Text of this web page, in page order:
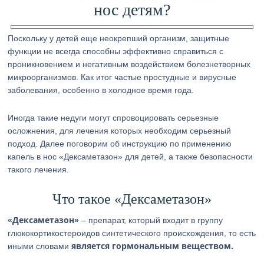
нос детям?
Поскольку у детей еще неокрепший организм, защитные
функции не всегда способны эффективно справиться с
проникновением и негативным воздействием болезнетворных
микроорганизмов. Как итог частые простудные и вирусные
заболевания, особенно в холодное время года.
Иногда такие недуги могут спровоцировать серьезные
осложнения, для лечения которых необходим серьезный
подход. Далее поговорим об инструкцию по применению
капель в нос «Дексаметазон» для детей, а также безопасности
такого лечения.
Что такое «Дексаметазон»
«Дексаметазон» – препарат, который входит в группу
глюкокортикостероидов синтетического происхождения, то есть
иными словамиявляется гормональным веществом.